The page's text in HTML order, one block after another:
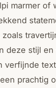
marmer of
deze stijl en
verfijnde
prachtig